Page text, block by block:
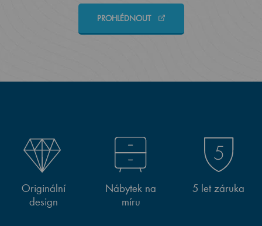
PROHLÉDNOUT
Originální
design
Nábytek na
míru
5 let záruka